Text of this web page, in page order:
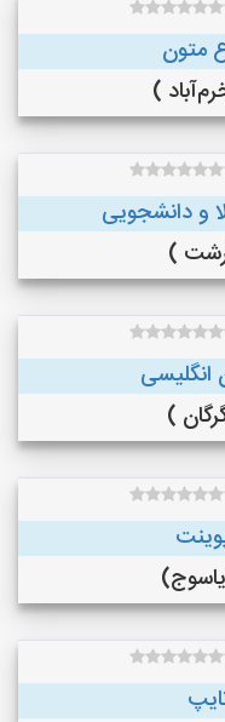
متون
و دانشجویی
انگلیسی